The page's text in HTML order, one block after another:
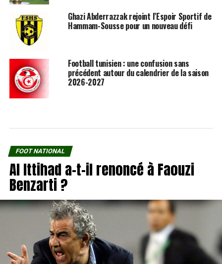
Ghazi Abderrazzak rejoint l’Espoir Sportif de
Hammam-Sousse pour un nouveau défi
Football tunisien : une confusion sans
précédent autour du calendrier de la saison
2026-2027
FOOT NATIONAL
Al Ittihad a-t-il renoncé à Faouzi
Benzarti ?